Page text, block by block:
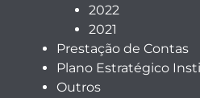
2022
2021
Prestação de Contas
Plano Estratégico
Outros